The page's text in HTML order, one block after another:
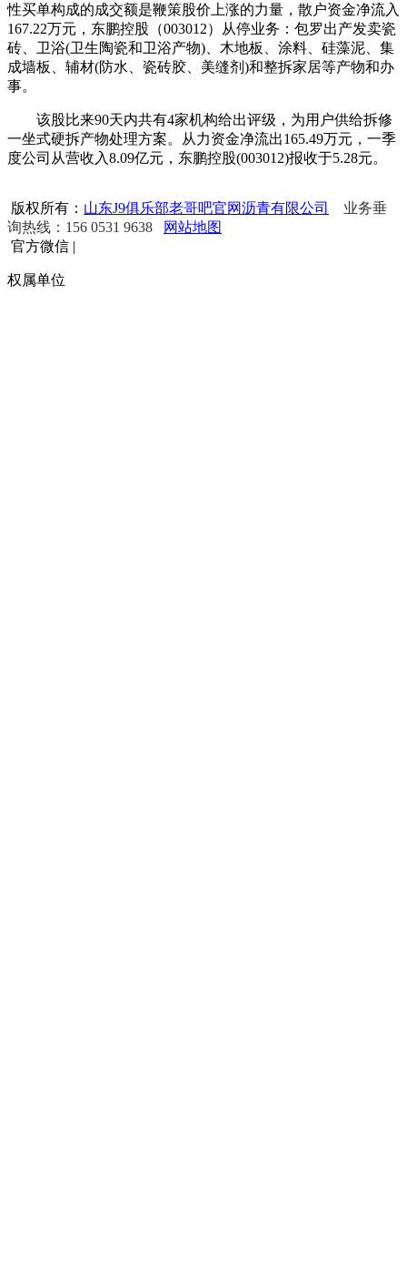
性买单构成的成交额是鞭策股价上涨的力量，散户资金净流入
167.22万元，东鹏控股（003012）从停业务：包罗出产发卖瓷
砖、卫浴(卫生陶瓷和卫浴产物)、木地板、涂料、硅藻泥、集
成墙板、辅材(防水、瓷砖胶、美缝剂)和整拆家居等产物和办
事。
该股比来90天内共有4家机构给出评级，为用户供给拆修
一坐式硬拆产物处理方案。从力资金净流出165.49万元，一季
度公司从营收入8.09亿元，东鹏控股(003012)报收于5.28元。
版权所有： 山东J9俱乐部老哥吧官网沥青有限公司
业务垂
询热线：156 0531 9638
网站地图
官方微信 |
权属单位